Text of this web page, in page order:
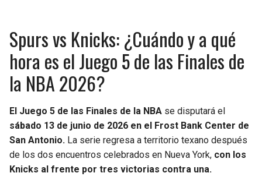
Spurs vs Knicks: ¿Cuándo y a qué
hora es el Juego 5 de las Finales de
la NBA 2026?
El Juego 5 de las Finales de la NBA se disputará el
sábado 13 de junio de 2026 en el Frost Bank Center de
San Antonio. La serie regresa a territorio texano después
de los dos encuentros celebrados en Nueva York, con los
Knicks al frente por tres victorias contra una.